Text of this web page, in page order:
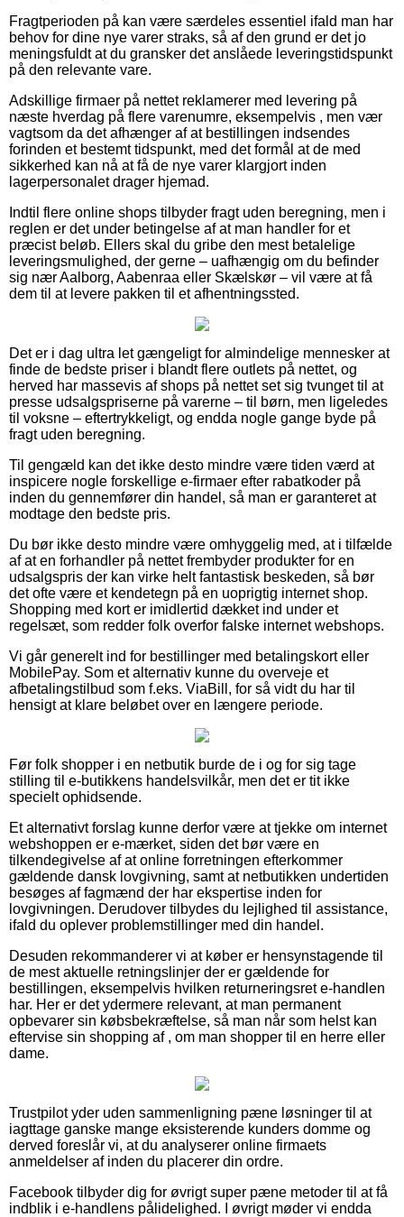
Fragtperioden på kan være særdeles essentiel ifald man har
behov for dine nye varer straks, så af den grund er det jo
meningsfuldt at du gransker det anslåede leveringstidspunkt
på den relevante vare.
Adskillige firmaer på nettet reklamerer med levering på
næste hverdag på flere varenumre, eksempelvis , men vær
vagtsom da det afhænger af at bestillingen indsendes
forinden et bestemt tidspunkt, med det formål at de med
sikkerhed kan nå at få de nye varer klargjort inden
lagerpersonalet drager hjemad.
Indtil flere online shops tilbyder fragt uden beregning, men i
reglen er det under betingelse af at man handler for et
præcist beløb. Ellers skal du gribe den mest betalelige
leveringsmulighed, der gerne – uafhængig om du befinder
sig nær Aalborg, Aabenraa eller Skælskør – vil være at få
dem til at levere pakken til et afhentningssted.
Det er i dag ultra let gængeligt for almindelige mennesker at
finde de bedste priser i blandt flere outlets på nettet, og
herved har massevis af shops på nettet set sig tvunget til at
presse udsalgspriserne på varerne – til børn, men ligeledes
til voksne – eftertrykkeligt, og endda nogle gange byde på
fragt uden beregning.
Til gengæld kan det ikke desto mindre være tiden værd at
inspicere nogle forskellige e-firmaer efter rabatkoder på
inden du gennemfører din handel, så man er garanteret at
modtage den bedste pris.
Du bør ikke desto mindre være omhyggelig med, at i tilfælde
af at en forhandler på nettet frembyder produkter for en
udsalgspris der kan virke helt fantastisk beskeden, så bør
det ofte være et kendetegn på en uoprigtig internet shop.
Shopping med kort er imidlertid dækket ind under et
regelsæt, som redder folk overfor falske internet webshops.
Vi går generelt ind for bestillinger med betalingskort eller
MobilePay. Som et alternativ kunne du overveje et
afbetalingstilbud som f.eks. ViaBill, for så vidt du har til
hensigt at klare beløbet over en længere periode.
Før folk shopper i en netbutik burde de i og for sig tage
stilling til e-butikkens handelsvilkår, men det er tit ikke
specielt ophidsende.
Et alternativt forslag kunne derfor være at tjekke om internet
webshoppen er e-mærket, siden det bør være en
tilkendegivelse af at online forretningen efterkommer
gældende dansk lovgivning, samt at netbutikken undertiden
besøges af fagmænd der har ekspertise inden for
lovgivningen. Derudover tilbydes du lejlighed til assistance,
ifald du oplever problemstillinger med din handel.
Desuden rekommanderer vi at køber er hensynstagende til
de mest aktuelle retningslinjer der er gældende for
bestillingen, eksempelvis hvilken returneringsret e-handlen
har. Her er det ydermere relevant, at man permanent
opbevarer sin købsbekræftelse, så man når som helst kan
eftervise sin shopping af , om man shopper til en herre eller
dame.
Trustpilot yder uden sammenligning pæne løsninger til at
iagttage ganske mange eksisterende kunders domme og
derved foreslår vi, at du analyserer online firmaets
anmeldelser af inden du placerer din ordre.
Facebook tilbyder dig for øvrigt super pæne metoder til at få
indblik i e-handlens pålidelighed. I øvrigt møder vi endda